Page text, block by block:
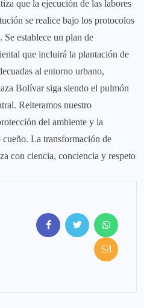
que la ejecución de las labores
se realice bajo los protocolos
Se establece un plan de
que incluirá la plantación de
al entorno urbano,
Bolívar siga siendo el pulmón
Reiteramos nuestro
del ambiente y la
La transformación de
con ciencia, conciencia y respeto